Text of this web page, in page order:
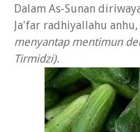
Dalam As-Sunan
Ja'far radhiyallahu anhu,
menyantap mentimun
Tirmidzi).